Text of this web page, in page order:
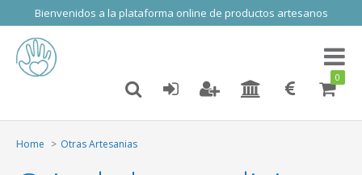
Bienvenidos a la plataforma online de productos artesanos
Toggle
0
Home Otras Artesanias